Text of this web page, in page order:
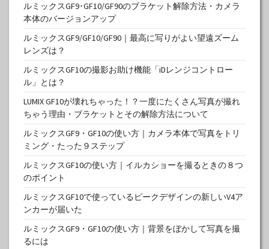
ルミックスGF9･GF10/GF90のブラケット解除方法・カメラ
本体のバージョンアップ
ルミックスGF9/GF10/GF90｜最高に写りがよい望遠ズーム
レンズは？
ルミックスGF10の撮影お助け機能「iDレンジコントロー
ル」とは？
LUMIX GF10が壊れちゃった！？一度にたくさん写真が撮れ
ちゃう理由・ブラケットとその解除方法について
ルミックスGF9・GF10の使い方｜カメラ本体で写真をトリ
ミング・たった９ステップ
ルミックスGF10の使い方｜イルカショーを撮るときの８つ
のポイント
ルミックスGF10で使っているピークデザインの新しいV4ア
ンカーが届いた
ルミックスGF9・GF10の使い方｜背景をぼかして写真を撮
るには